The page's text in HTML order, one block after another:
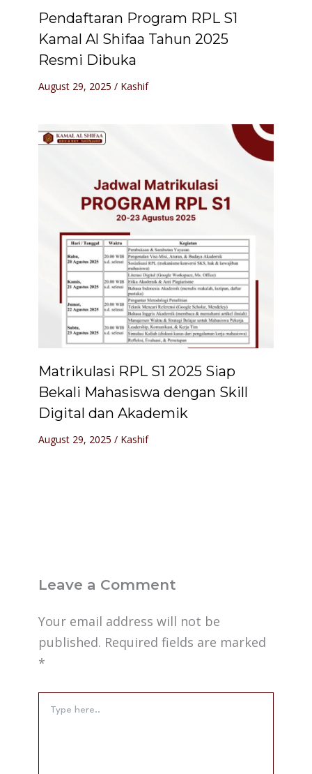
Pendaftaran Program RPL S1
Kamal Al Shifaa Tahun 2025
Resmi Dibuka
August 29, 2025 / Kashif
Matrikulasi RPL S1 2025 Siap
Bekali Mahasiswa dengan Skill
Digital dan Akademik
August 29, 2025 / Kashif
Leave a Comment
Your email address will not be
published. Required fields are marked
*
here..